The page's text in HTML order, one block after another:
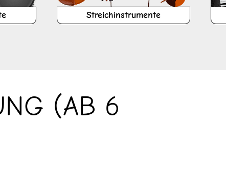
Streichinstrumente
(AB 6